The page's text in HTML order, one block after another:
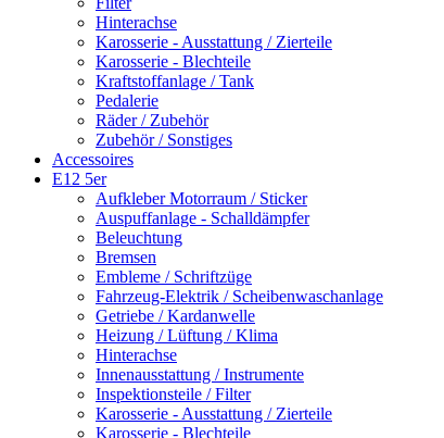
Hinterachse
Karosserie - Ausstattung / Zierteile
Karosserie - Blechteile
Kraftstoffanlage / Tank
Pedalerie
Räder / Zubehör
Zubehör / Sonstiges
Accessoires
E12 5er
Aufkleber Motorraum / Sticker
Auspuffanlage - Schalldämpfer
Beleuchtung
Bremsen
Embleme / Schriftzüge
Fahrzeug-Elektrik / Scheibenwaschanlage
Getriebe / Kardanwelle
Heizung / Lüftung / Klima
Hinterachse
Innenausstattung / Instrumente
Inspektionsteile / Filter
Karosserie - Ausstattung / Zierteile
Karosserie - Blechteile